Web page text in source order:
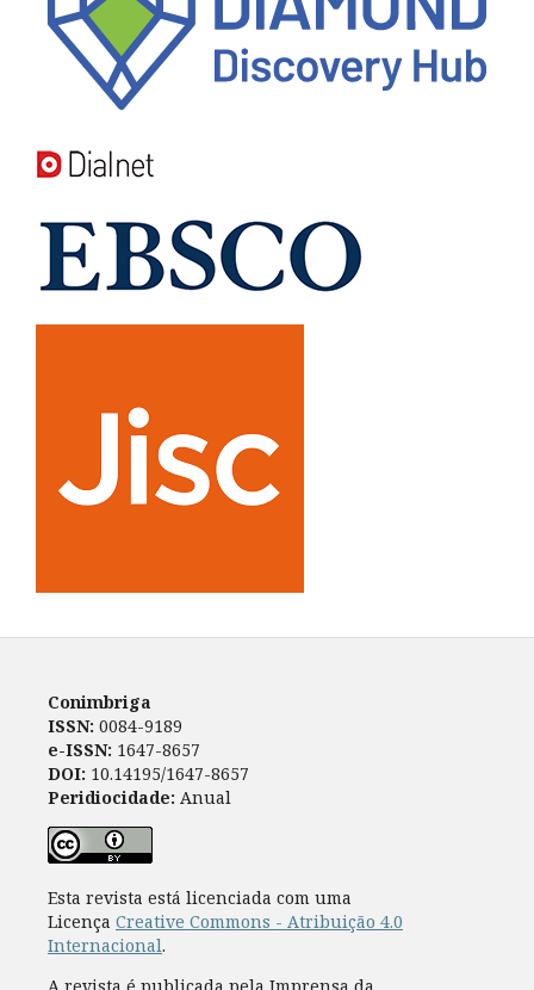
Conimbriga
ISSN: 0084-9189
e-ISSN: 1647-8657
DOI: 10.14195/1647-8657
Peridiocidade: Anual
Esta revista está licenciada com uma
Licença Creative Commons - Atribuição 4.0
Internacional.